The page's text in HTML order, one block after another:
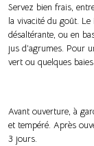
Servez bien frais,
la vivacité du goût.
désaltérante, ou en
jus d’agrumes. Pour
vert ou quelques
Avant ouverture, à
et tempéré. Après
3 jours.